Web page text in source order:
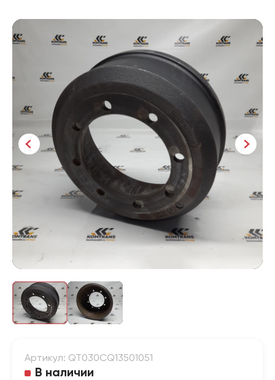
Артикул: QT030CQ13501051
В наличии